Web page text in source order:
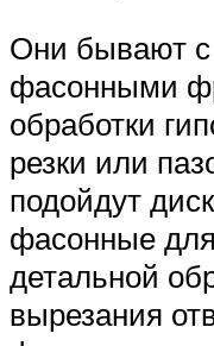
Они бывают
фасонными
обработки
резки или
подойдут
фасонные
детальной
вырезания